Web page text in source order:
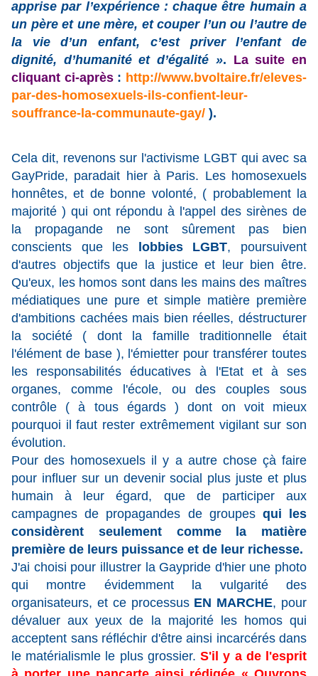
apprise par l’expérience : chaque être humain a
un père et une mère, et couper l’un ou l’autre de
la vie d’un enfant, c’est priver l’enfant de
dignité, d’humanité et d’égalité ». La suite en
cliquant ci-après: http://www.bvoltaire.fr/eleves-
par-des-homosexuels-ils-confient-leur-
souffrance-la-communaute-gay/ ).
Cela dit, revenons sur l'activisme LGBT qui avec sa
GayPride, paradait hier à Paris. Les homosexuels
honnêtes, et de bonne volonté, ( probablement la
majorité ) qui ont répondu à l'appel des sirènes de
la propagande ne sont sûrement pas bien
conscients que les
lobbies LGBT, poursuivent
d'autres objectifs que la justice et leur bien être.
Qu'eux, les homos sont dans les mains des maîtres
médiatiques une pure et simple matière première
d'ambitions cachées mais bien réelles, déstructurer
la société ( dont la famille traditionnelle était
l'élément de base ), l'émietter pour transférer toutes
les responsabilités éducatives à l'Etat et à ses
organes, comme l'école, ou des couples sous
contrôle ( à tous égards ) dont on voit mieux
pourquoi il faut rester extrêmement vigilant sur son
évolution.
Pour des homosexuels il y a autre chose çà faire
pour influer sur un devenir social plus juste et plus
humain à leur égard, que de participer aux
campagnes de propagandes de groupes qui les
considèrent seulement comme la matière
première de leurs puissance et de leur richesse.
J'ai choisi pour illustrer la Gaypride d'hier une photo
qui montre évidemment la vulgarité des
organisateurs, et ce processus EN MARCHE, pour
dévaluer aux yeux de la majorité les homos qui
acceptent sans réfléchir d'être ainsi incarcérés dans
le matérialismle le plus grossier.S'il y a de l'esprit